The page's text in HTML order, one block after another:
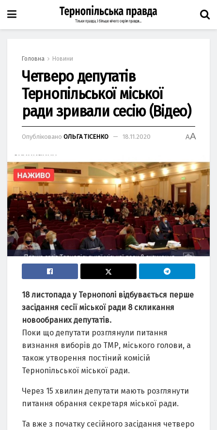
Головна Новини
Четверо депутатів
Тернопільської міської
ради зривали сесію (Відео)
Опубліковано ОЛЬГА ТІСЕНКО 18.11.2020 AA
18 листопада у Тернополі відбувається перше
засідання сесії міської ради 8 скликання
новообраних депутатів.
Поки що депутати розглянули питання
визнання виборів до ТМР, міського голови, а
також утворення постіний комісій
Тернопільської міської ради.
Через 15 хвилин депутати мають розглянути
питання обрання секретаря міської ради.
Та вже з початку сесійного засідання четверо